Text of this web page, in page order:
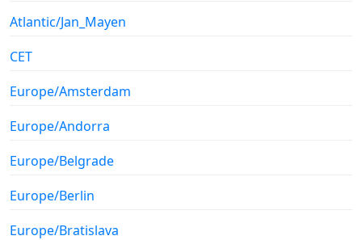
Atlantic/Jan_Mayen
CET
Europe/Amsterdam
Europe/Andorra
Europe/Belgrade
Europe/Berlin
Europe/Bratislava